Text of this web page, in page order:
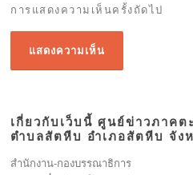
การแสดงความเห็นครั้งถัดไป
เกี่ยวกับเว็บนี้ ศูนย์ข่าวภาค
ตำบลสัตหีบ อำเภอสัตหีบ จั
สำนักงาน-กองบรรณาธิการ